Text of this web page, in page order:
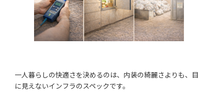
一人暮らしの快適さを決めるのは、内装の綺麗さよりも、目
に見えないインフラのスペックです。